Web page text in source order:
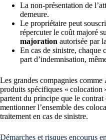
La non-présentation de
demeure.
Le propriétaire peut
répercuter le coût majoré
majoration autorisée par
En cas de sinistre, chaque
part d’indemnisation,
Les grandes compagnies comme
produits spécifiques « colocation
partent du principe que le
mentionner l’ensemble des
traitement en cas de sinistre.
Démarches et risques encourus